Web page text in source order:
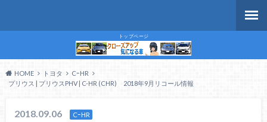
トップページ
HOME トヨタ
CｰHR
プリウス | プリウスPHV | C-HR (CHR) 2018年9月リコール情報
2018.09.06 CｰHR